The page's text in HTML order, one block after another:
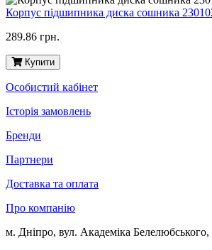
Корпус підшипника диска сошника
289.86 грн.
Купити
Особистий кабінет
Історія замовлень
Бренди
Партнери
Доставка та оплата
Про компанію
м. Дніпро, вул. Академіка Белелюбського,